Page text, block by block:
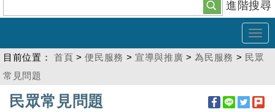
容
進階搜尋
目前位置： 首頁 >便民服務 >宣導與推廣 >為民服務 > 民眾
常見問題
:::
民眾常見問題